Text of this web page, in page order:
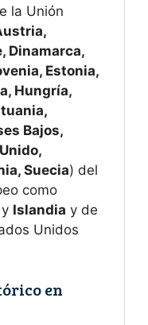
la Unión
Dinamarca,
Estonia,
Hungría,
Bajos,
Suecia) del
como
y Islandia y de
Unidos
en